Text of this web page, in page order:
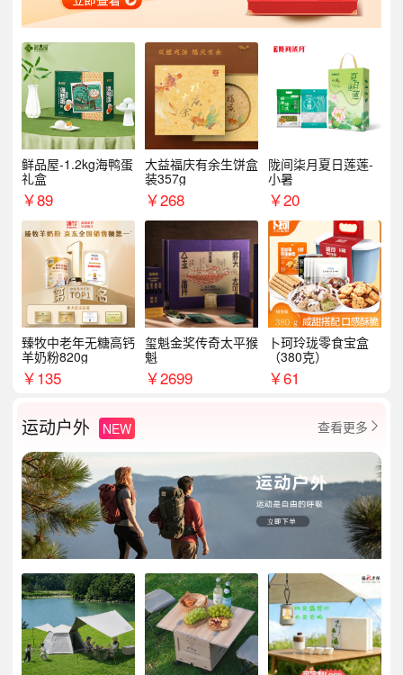
鲜品屋-1.2kg海鸭蛋
礼盒
￥89
大益福庆有余生饼盒
装357g
￥268
陇间柒月夏日莲莲-
小暑
￥20
臻牧中老年无糖高钙
羊奶粉820g
￥135
玺魁金奖传奇太平猴
魁
￥2699
卜珂玲珑零食宝盒
（380克）
￥61
运动户外 NEW 查看更多 